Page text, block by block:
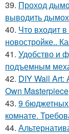
39. Проход
выводить
40. Что входит
новостройке..
41. Удобство и
подъемным
42. DIY Wall Art:
Own Masterpiece
43. 9 бюджетных
комнате.
44.